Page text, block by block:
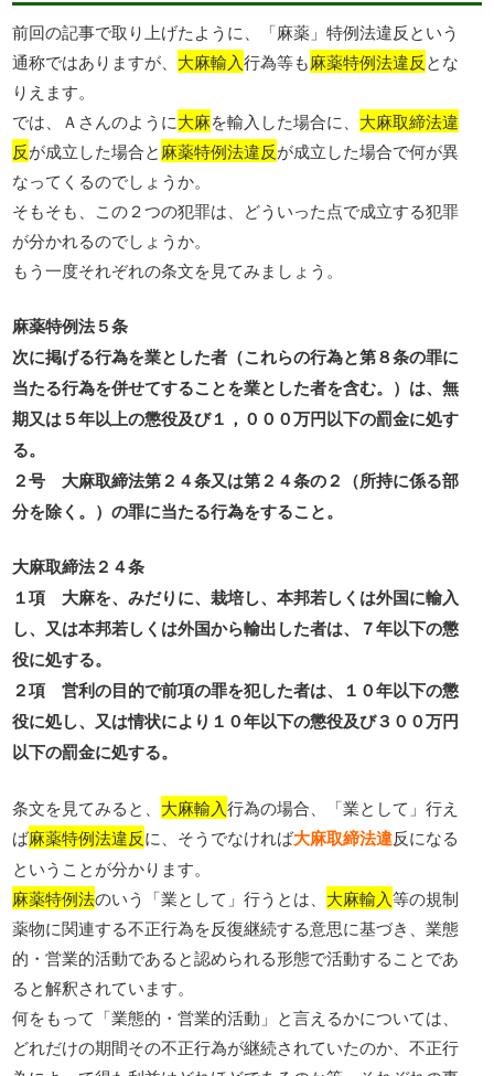
前回の記事で取り上げたように、「麻薬」特例法違反という
通称ではありますが、 大麻輸入行為等も麻薬特例法違反とな
りえます。
では、Ａさんのように大麻を輸入した場合に、 大麻取締法違
反が成立した場合と麻薬特例法違反が成立した場合で何が異
なってくるのでしょうか。
そもそも、この２つの犯罪は、どういった点で成立する犯罪
が分かれるのでしょうか。
もう一度それぞれの条文を見てみましょう。
麻薬特例法５条
次に掲げる行為を業とした者（これらの行為と第８条の罪に
当たる行為を併せてすることを業とした者を含む。）は、無
期又は５年以上の懲役及び１，０００万円以下の罰金に処す
る。
２号 大麻取締法第２４条又は第２４条の２（所持に係る部
分を除く。）の罪に当たる行為をすること。
大麻取締法２４条
１項 大麻を、みだりに、栽培し、本邦若しくは外国に輸入
し、又は本邦若しくは外国から輸出した者は、７年以下の懲
役に処する。
２項 営利の目的で前項の罪を犯した者は、１０年以下の懲
役に処し、又は情状により１０年以下の懲役及び３００万円
以下の罰金に処する。
条文を見てみると、 大麻輸入行為の場合、「業として」行え
ば麻薬特例法違反に、そうでなければ大麻取締法違反になる
ということが分かります。
麻薬特例法のいう「業として」行うとは、 大麻輸入等の規制
薬物に関連する不正行為を反復継続する意思に基づき、業態
的・営業的活動であると認められる形態で活動することであ
ると解釈されています。
何をもって「業態的・営業的活動」と言えるかについては、
どれだけの期間その不正行為が継続されていたのか、不正行